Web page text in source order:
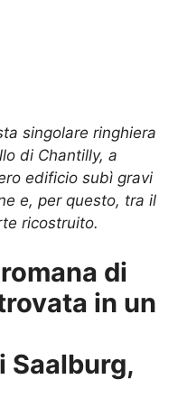
singolare ringhiera
di Chantilly, a
edificio subì gravi
e, per questo, tra il
ricostruito.
di
in un
Saalburg,